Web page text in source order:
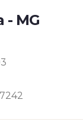
- MG